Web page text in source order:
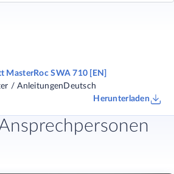
MasterRoc SWA 710 [EN]
/ Anleitungen Deutsch
Herunterladen